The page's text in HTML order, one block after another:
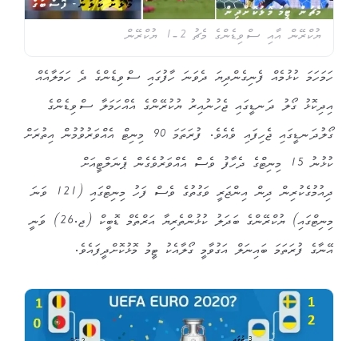
ޔުކްރޭން އާއި ސްވިޑެންގެ މެޗު 2-1 ޔުކްރޭން
ހަމަހަމަ ކުޅުމެއް ފެނިގެންދިޔަ ދެވަނަ ހާފުގައި ސްވިޑެންގެ ދެ ހަމަލާއެއް
އިދިކޮޅު ގޯލު ދަނޑީގައި ޖެހުނުއިރު ޔުކުރޭންގެ އެއްހަމަލާ ސްވިޑެންގެ
ގޯލުދަނޑީގައި ޖެހިފައި ވެއެވެ. ފުރަތަމަ 90 މިނިޓް އެއްވަރުވުމުން އިތުރަށް
ކުޅުނު 15 މިނިޓްގެ ދެހާފު ވެސް އެއްވަރުވެގެން ޕެނަލްޓީއަށް
ދިއުމުގެކުރިން ދިން އިންޖަރީ ވަގުތުގެ ވެސް ފަހު މިނިޓްގައި (121 ވަނަ
މިނިޓްގައި) ޔުކްރޭންގެ ބަދަލު ކުޅުންތެރިޔާ އަރްތެމް ޑޮބީކް (ޖ.26) ވަނީ
އޭނާގެ ފުރަތަމަ ބައިނަލް އަގުވާމީ ގޯލާއެކު ޓީމު މޮޅުކޮށްދީފައެވެ.